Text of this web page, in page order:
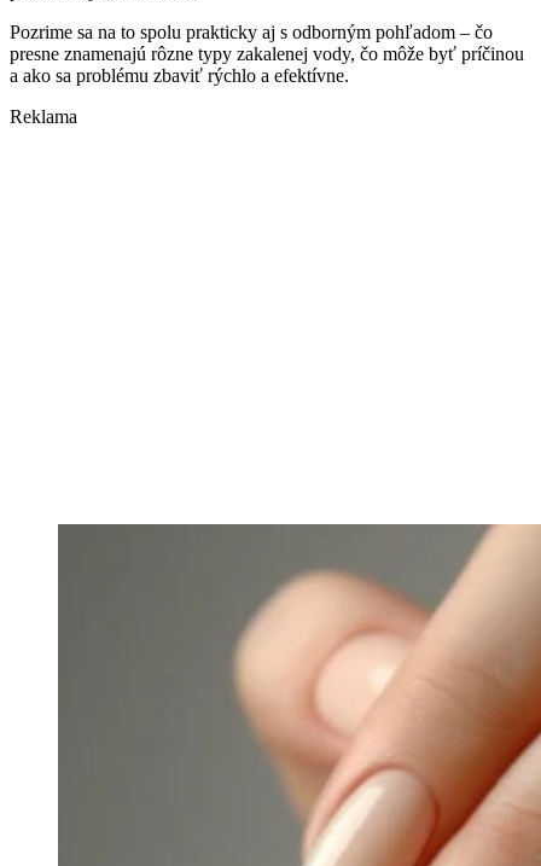
Pozrime sa na to spolu prakticky aj s odborným pohľadom – čo
presne znamenajú rôzne typy zakalenej vody, čo môže byť príčinou
a ako sa problému zbaviť rýchlo a efektívne.
Reklama